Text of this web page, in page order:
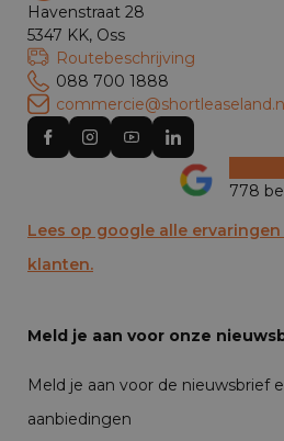
Havenstraat 28
5347 KK, Oss
Routebeschrijving
088 700 1888
778
Lees op google alle
klanten.
Meld je aan voor onze
Meld je aan voor de nieuwsbrief
aanbiedingen